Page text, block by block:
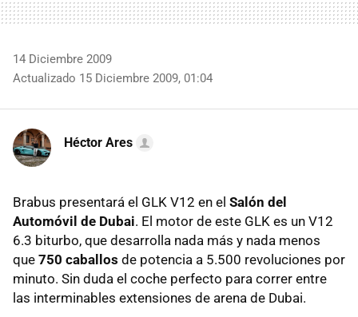
14 Diciembre 2009
Actualizado 15 Diciembre 2009, 01:04
Héctor Ares
Brabus presentará el GLK V12 en el Salón del
Automóvil de Dubai. El motor de este GLK es un V12
6.3 biturbo, que desarrolla nada más y nada menos
que 750 caballos de potencia a 5.500 revoluciones por
minuto. Sin duda el coche perfecto para correr entre
las interminables extensiones de arena de Dubai.